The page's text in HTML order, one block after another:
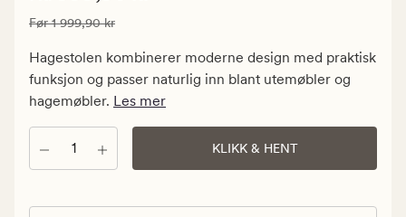
999,95
kr.
Vanlig
pris
Vanlig pris 1 999,90 kr
Før1 999,90 kr
Hagestolen kombinerer moderne design med praktisk
funksjon og passer naturlig inn blant utemøbler og
hagemøbler. Les mer
Antall KLIKK & HENT